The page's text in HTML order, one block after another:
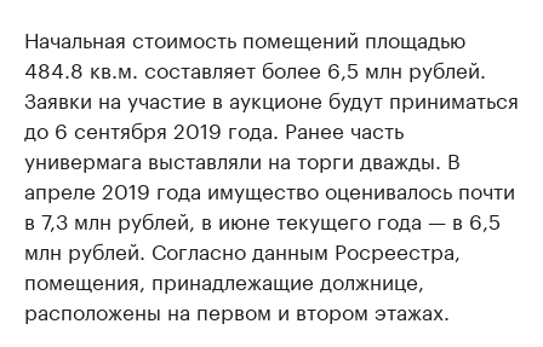
Начальная стоимость помещений площадью
484.8 кв.м. составляет более 6,5 млн рублей.
Заявки на участие в аукционе будут приниматься
до 6 сентября 2019 года. Ранее часть
универмага выставляли на торги дважды. В
апреле 2019 года имущество оценивалось почти
в 7,3 млн рублей, в июне текущего года — в 6,5
млн рублей. Согласно данным Росреестра,
помещения, принадлежащие должнице,
расположены на первом и втором этажах.